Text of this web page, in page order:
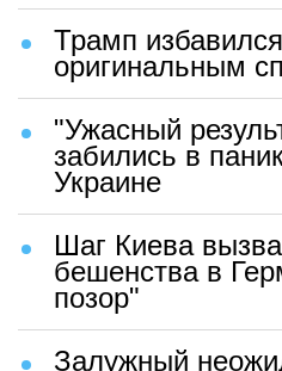
Трамп
оригинальным
"Ужасный
забились в
Украине
Шаг Киева
бешенства в
позор"
Залужный